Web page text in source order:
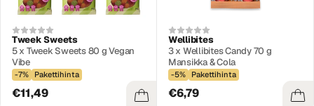
Tweek Sweets
5 x Tweek Sweets 80 g Vegan
Vibe
-7% Pakettihinta
€11,49
Wellibites
3 x Wellibites Candy 70 g
Mansikka & Cola
-5% Pakettihinta
€6,79